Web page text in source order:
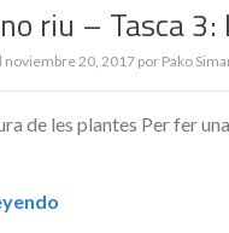
riu – Tasca
noviembre 20, 2017 por Pako
de les plantes Per fer